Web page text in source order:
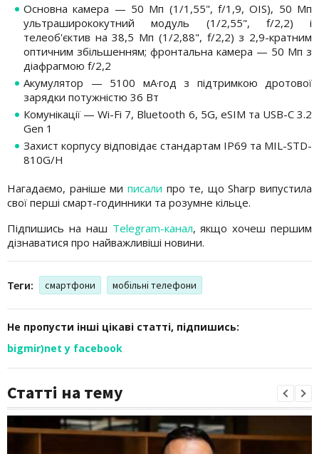
Основна камера — 50 Мп (1/1,55", f/1,9, OIS), 50 Мп
ультраширококутний модуль (1/2,55", f/2,2) і
телеоб'єктив на 38,5 Мп (1/2,88", f/2,2) з 2,9-кратним
оптичним збільшенням; фронтальна камера — 50 Мп з
діафрагмою f/2,2
Акумулятор — 5100 мА·год з підтримкою дротової
зарядки потужністю 36 Вт
Комунікації — Wi-Fi 7, Bluetooth 6, 5G, eSIM та USB-C 3.2
Gen 1
Захист корпусу відповідає стандартам IP69 та MIL-STD-
810G/H
Нагадаємо, раніше ми писали про те, що Sharp випустила
свої перші смарт-годинники та розумне кільце.
Підпишись на наш Telegram-канал, якщо хочеш першим
дізнаватися про найважливіші новини.
Теги: смартфони мобільні телефони
Не пропусти інші цікаві статті, підпишись:
bigmir)net у facebook
Статті на тему